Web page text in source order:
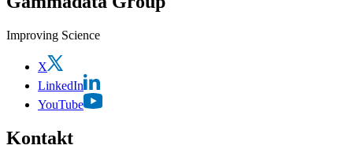
Improving Science
X
LinkedIn
YouTube
Kontakt